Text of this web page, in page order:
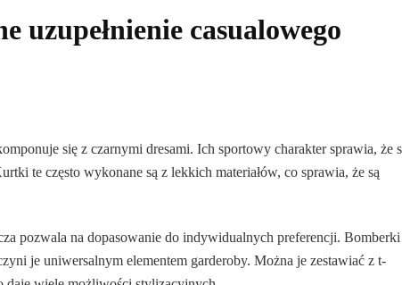
casualowego
się z czarnymi dresami. Ich sportowy charakter sprawia, że
te często wykonane są z lekkich materiałów, co sprawia, że są
pozwala na dopasowanie do indywidualnych preferencji. Bomberki
je uniwersalnym elementem garderoby. Można je zestawiać z t-